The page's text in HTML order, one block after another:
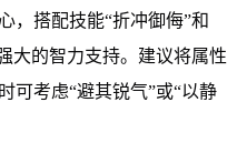
，搭配技能“折冲御侮”和
大的智力支持。建议将属性
可考虑“避其锐气”或“以静